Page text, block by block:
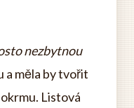
nezbytnou
a měla by tvořit
Listová